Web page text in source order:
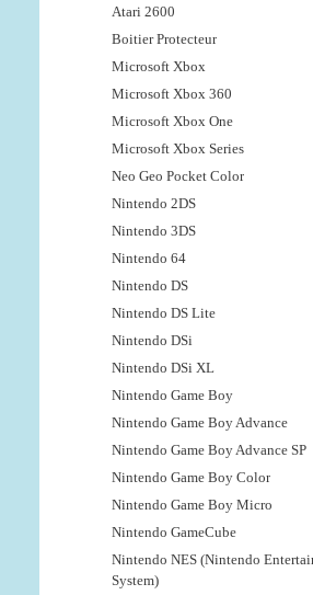
Atari 2600
Boitier Protecteur
Microsoft Xbox
Microsoft Xbox 360
Microsoft Xbox One
Microsoft Xbox Series
Neo Geo Pocket Color
Nintendo 2DS
Nintendo 3DS
Nintendo 64
Nintendo DS
Nintendo DS Lite
Nintendo DSi
Nintendo DSi XL
Nintendo Game Boy
Nintendo Game Boy Advance
Nintendo Game Boy Advance SP
Nintendo Game Boy Color
Nintendo Game Boy Micro
Nintendo GameCube
Nintendo NES (Nintendo
System)